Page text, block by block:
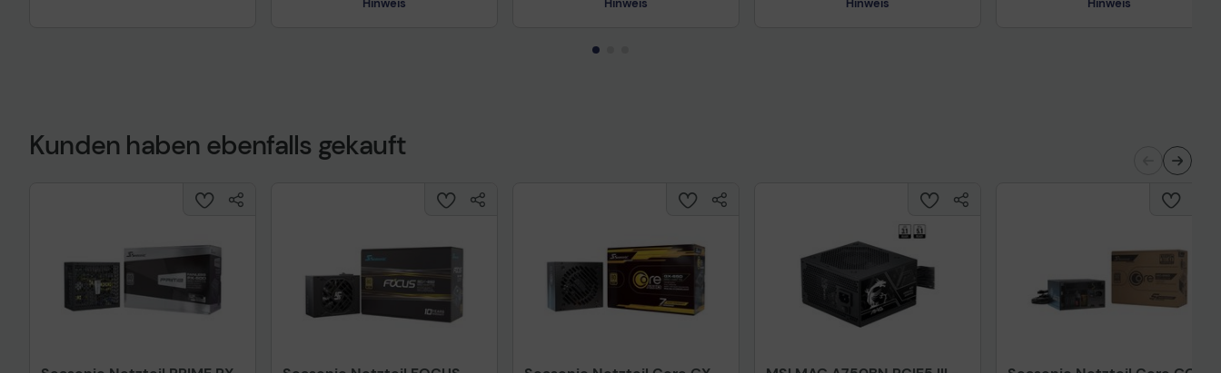
Hinweis
Technisches Produktdatenblatt
Hinweis Hinweis Hinweis
Kunden haben ebenfalls gekauft